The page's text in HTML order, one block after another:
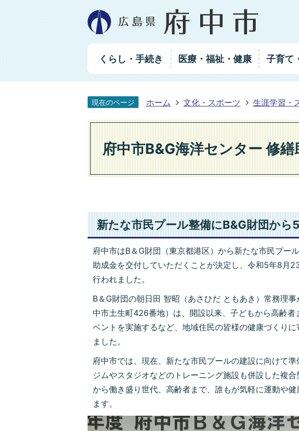
グ
ー
バ
ナ
ン
くらし・手続き 医療・福祉・健康 子育て
現在のページ ホーム 文化・スポーツ 生涯学習・
府中市B&G海洋センター 修
新たな市民プール整備にB&G財団か
府中市はB＆G財団（東京都港区）から新たな市民プー
助成金を交付していただくことが決定し、令和5年8月
行われました。
B＆G財団の朝日田 智昭（あさひだ ともあき）常務理
中市土生町426番地）は、開設以来、子どもから高齢者
ベントを実施するなど、地域住民の皆様の健康づくり
ました。
府中市では、現在、新たな市民プールの建設に向けて準
ジムやスタジオなどのトレーニング施設も併設した複
から働き盛り世代、高齢者まで、誰もが気軽に運動や
ます。